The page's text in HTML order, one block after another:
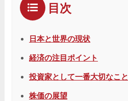
目次
日本と世界の現状
経済の注目ポイント
投資家として一番大切なこと
株価の展望